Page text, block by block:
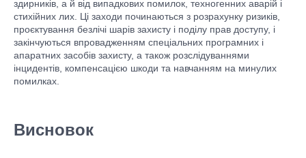
здирників, а й від випадкових помилок, техногенних аварій і
стихійних лих. Ці заходи починаються з розрахунку ризиків,
проєктування безлічі шарів захисту і поділу прав доступу, і
закінчуються впровадженням спеціальних програмних і
апаратних засобів захисту, а також розслідуваннями
інцидентів, компенсацією шкоди та навчанням на минулих
помилках.
Висновок